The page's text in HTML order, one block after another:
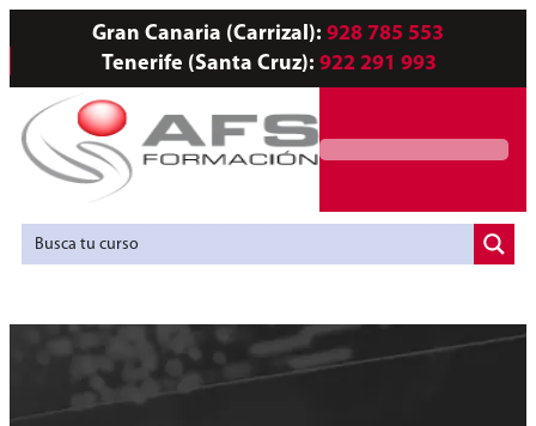
Gran Canaria (Carrizal): 928 785 553
Tenerife (Santa Cruz): 922 291 993